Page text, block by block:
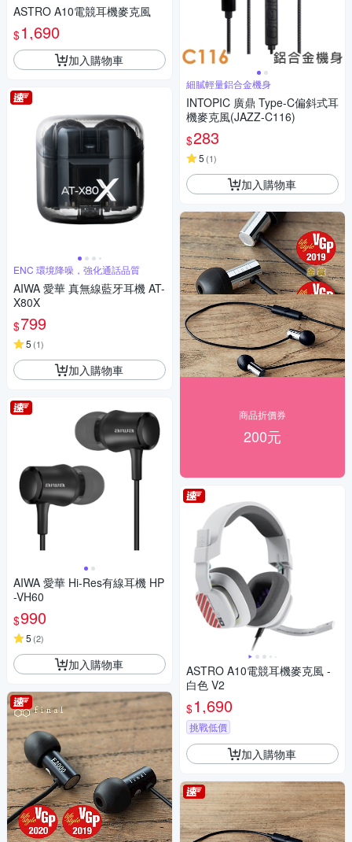
ASTRO A10電競耳機麥克風
$1,690
加入購物車
ENC 環境降噪，強化通話品質
AIWA 愛華 真無線藍牙耳機 AT-
X80X
$799
5 (1)
加入購物車
AIWA 愛華 Hi-Res有線耳機 HP
-VH60
$990
5 (2)
加入購物車
細膩輕量鋁合金機身
INTOPIC 廣鼎 Type-C偏斜式耳
機麥克風(JAZZ-C116)
$283
5 (1)
加入購物車
商品折價券
200元
ASTRO A10電競耳機麥克風 -
白色 V2
$1,690
挑戰低價
加入購物車